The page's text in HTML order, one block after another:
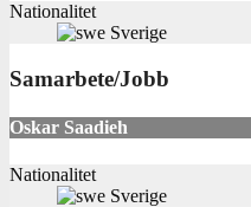
Nationalitet
Sverige
Samarbete/Jobb
Oskar Saadieh
Nationalitet
Sverige